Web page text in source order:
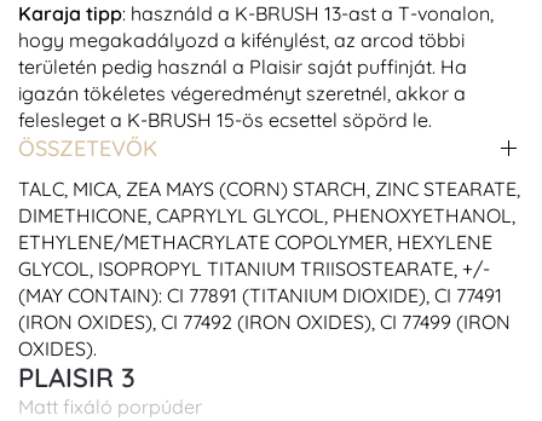
Karaja tipp: használd a K-BRUSH 13-ast a T-vonalon,
hogy megakadályozd a kifénylést, az arcod többi
területén pedig használ a Plaisir saját puffinját. Ha
igazán tökéletes végeredményt szeretnél, akkor a
felesleget a K-BRUSH 15-ös ecsettel söpörd le.
ÖSSZETEVŐK
TALC, MICA, ZEA MAYS (CORN) STARCH, ZINC STEARATE,
DIMETHICONE, CAPRYLYL GLYCOL, PHENOXYETHANOL,
ETHYLENE/METHACRYLATE COPOLYMER, HEXYLENE
GLYCOL, ISOPROPYL TITANIUM TRIISOSTEARATE, +/-
(MAY CONTAIN): CI 77891 (TITANIUM DIOXIDE), CI 77491
(IRON OXIDES), CI 77492 (IRON OXIDES), CI 77499 (IRON
OXIDES).
PLAISIR 3
Matt fixáló porpúder